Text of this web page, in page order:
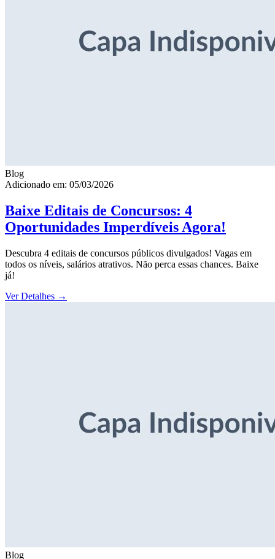
Blog
Adicionado em: 05/03/2026
Baixe Editais de Concursos: 4
Oportunidades Imperdíveis Agora!
Descubra 4 editais de concursos públicos divulgados! Vagas em
todos os níveis, salários atrativos. Não perca essas chances. Baixe
já!
Ver Detalhes →
Blog